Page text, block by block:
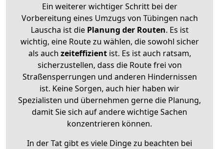
Ein weiterer wichtiger Schritt bei der
Vorbereitung eines Umzugs von Tübingen nach
Lauscha ist diePlanung der Routen. Es ist
wichtig, eine Route zu wählen, die sowohl sicher
als auch zeiteffizientist. Es ist auch ratsam,
sicherzustellen, dass die Route frei von
Straßensperrungen und anderen Hindernissen
ist. Keine Sorgen, auch hier haben wir
Spezialisten und übernehmen gerne die Planung,
damit Sie sich auf andere wichtige Sachen
konzentrieren können.
In der Tat gibt es viele Dinge zu beachten bei